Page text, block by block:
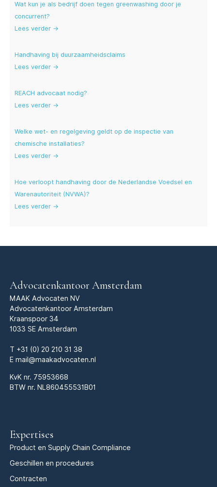
Wat kun je als bedrijf doen tegen greenwashing door je
concurrent?
Lees verder →
Handhaving bij duurzaamheidsclaims
Lees verder →
REACH advocaat nodig?
Lees verder →
Welke wet- en regelgeving geldt op de inspectie van
chemische installaties?
Lees verder →
Hoe verloopt handhaving door de Nederlandse Voedsel en
Warenautoriteit (NVWA)?
Lees verder →
Advocatenkantoor Amsterdam
MAAK Advocaten NV
Advocatenkantoor Amsterdam
Kraanspoor 34
1033 SE Amsterdam
T +31 (0) 20 210 31 38
E mail@maakadvocaten.nl
KvK nr. 75953668
BTW nr. NL860455531B01
Expertises
Product en Supply Chain Compliance
Geschillen en procedures
Contracten